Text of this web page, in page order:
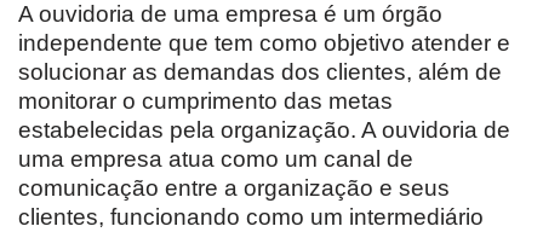
A ouvidoria de uma empresa é um órgão
independente que tem como objetivo atender e
solucionar as demandas dos clientes, além de
monitorar o cumprimento das metas
estabelecidas pela organização. A ouvidoria de
uma empresa atua como um canal de
comunicação entre a organização e seus
clientes, funcionando como um intermediário